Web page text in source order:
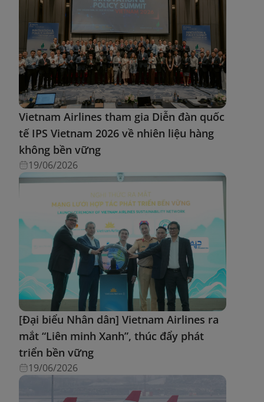
Vietnam Airlines tham gia Diễn đàn quốc
tế IPS Vietnam 2026 về nhiên liệu hàng
không bền vững
19/06/2026
[Đại biểu Nhân dân] Vietnam Airlines ra
mắt “Liên minh Xanh”, thúc đẩy phát
triển bền vững
19/06/2026